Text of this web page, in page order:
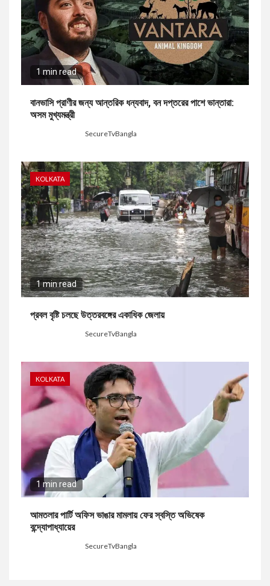
1 min read
বানভাসি প্রাণীর জন্য আন্তরিক ধন্যবাদ, বন দপ্তরের পাশে ভান্তারা:
অসম মুখ্যমন্ত্রী
SecureTvBangla
KOLKATA
1 min read
প্রবল বৃষ্টি চলছে উত্তরবঙ্গের একাধিক জেলায়
SecureTvBangla
KOLKATA
1 min read
আমতলার পার্টি অফিস ভাঙার মামলায় ফের স্বস্তি অভিষেক
বন্দ্যোপাধ্যায়ের
SecureTvBangla